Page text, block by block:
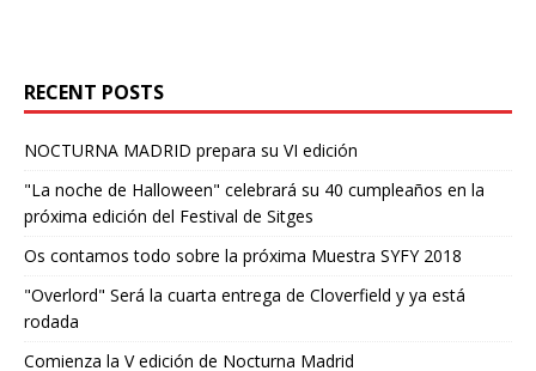
RECENT POSTS
NOCTURNA MADRID prepara su VI edición
"La noche de Halloween" celebrará su 40 cumpleaños en la
próxima edición del Festival de Sitges
Os contamos todo sobre la próxima Muestra SYFY 2018
"Overlord" Será la cuarta entrega de Cloverfield y ya está
rodada
Comienza la V edición de Nocturna Madrid